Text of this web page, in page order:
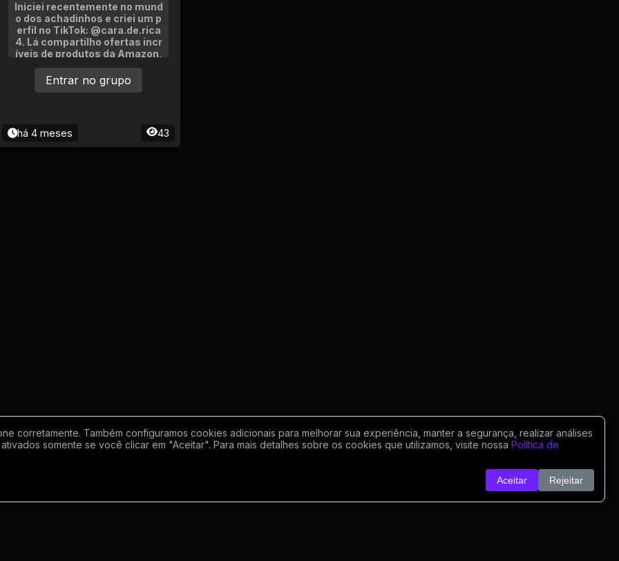
Iniciei recentemente no mund
o dos achadinhos e criei um p
erfil no TikTok: @cara.de.rica
4. Lá compartilho ofertas incr
íveis de produtos da Amazon,
Magalu, Mercado Livre, Seph
ora e Shopee, além de cupons
exclusivos! Compartilho muit
há 4 meses 43
Entrar no grupo
corretamente. Também configuramos cookies adicionais para melhorar sua experiência, manter a segurança, realizar análises
somente se você clicar em "Aceitar". Para mais detalhes sobre os cookies que utilizamos, visite nossa Política de
Aceitar Rejeitar